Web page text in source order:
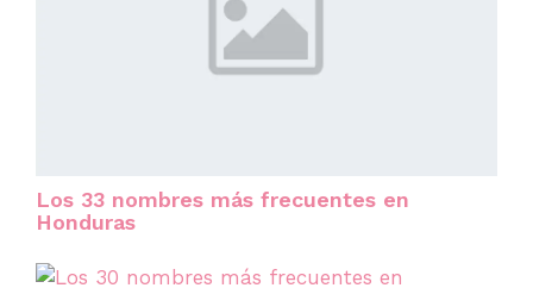
Los 33 nombres más frecuentes en
Honduras